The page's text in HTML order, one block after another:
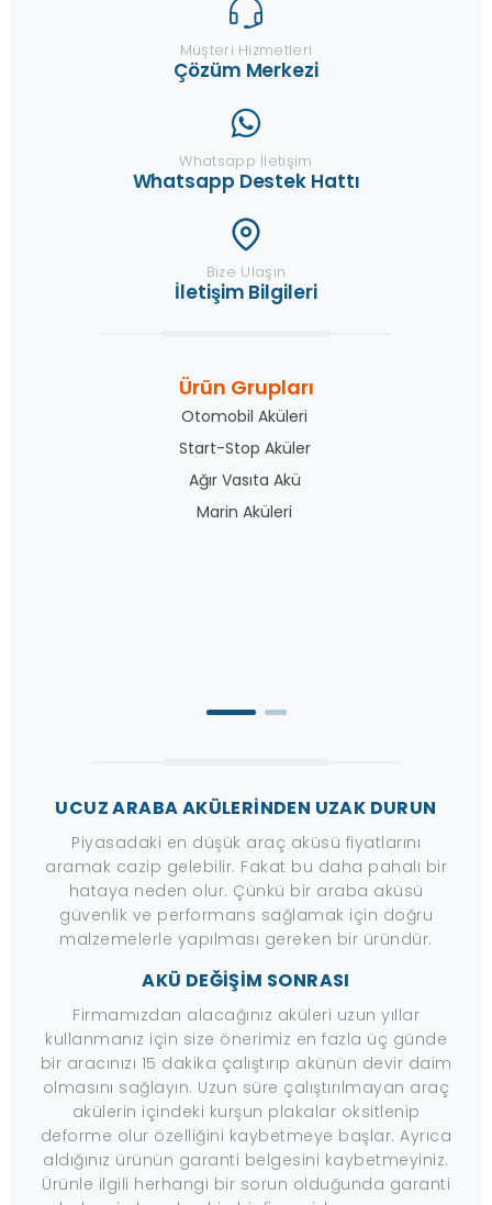
Müşteri Hizmetleri
Çözüm Merkezi
Whatsapp İletişim
Whatsapp Destek Hattı
Bize Ulaşın
İletişim Bilgileri
Ürün Grupları
Otomobil Aküleri
Start-Stop Aküler
Ağır Vasıta Akü
Marin Aküleri
UCUZ ARABA AKÜLERİNDEN UZAK DURUN
Piyasadaki en düşük araç aküsü fiyatlarını
aramak cazip gelebilir. Fakat bu daha pahalı bir
hataya neden olur. Çünkü bir araba aküsü
güvenlik ve performans sağlamak için doğru
malzemelerle yapılması gereken bir üründür.
AKÜ DEĞİŞİM SONRASI
Firmamızdan alacağınız aküleri uzun yıllar
kullanmanız için size önerimiz en fazla üç günde
bir aracınızı 15 dakika çalıştırıp akünün devir daim
olmasını sağlayın. Uzun süre çalıştırılmayan araç
akülerin içindeki kurşun plakalar oksitlenip
deforme olur özelliğini kaybetmeye başlar. Ayrıca
aldığınız ürünün garanti belgesini kaybetmeyiniz.
Ürünle ilgili herhangi bir sorun olduğunda garanti